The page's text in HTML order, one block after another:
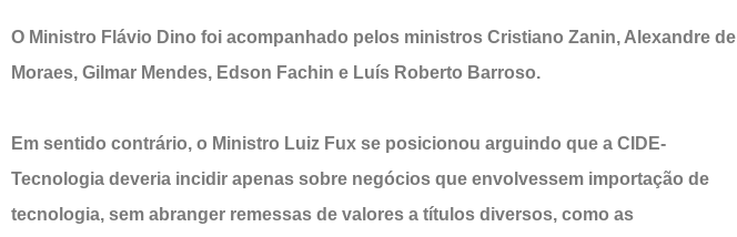
O Ministro Flávio Dino foi acompanhado pelos ministros Cristiano Zanin, Alexandre de
Moraes, Gilmar Mendes, Edson Fachin e Luís Roberto Barroso.
Em sentido contrário, o Ministro Luiz Fux se posicionou arguindo que a CIDE-
Tecnologia deveria incidir apenas sobre negócios que envolvessem importação de
tecnologia, sem abranger remessas de valores a títulos diversos, como as